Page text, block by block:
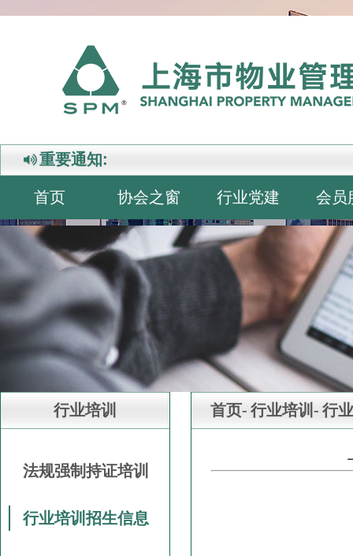
重要通知:
首页 协会之窗 行业党建 会员
行业培训
法规强制持证培训
行业培训招生信息
首页- 行业培训- 行